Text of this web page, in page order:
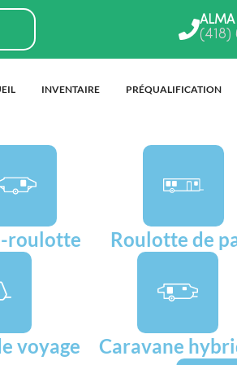
ALMA
(418)
INVENTAIRE PRÉQUALIFICATION
roulotte Roulotte de
voyage Caravane